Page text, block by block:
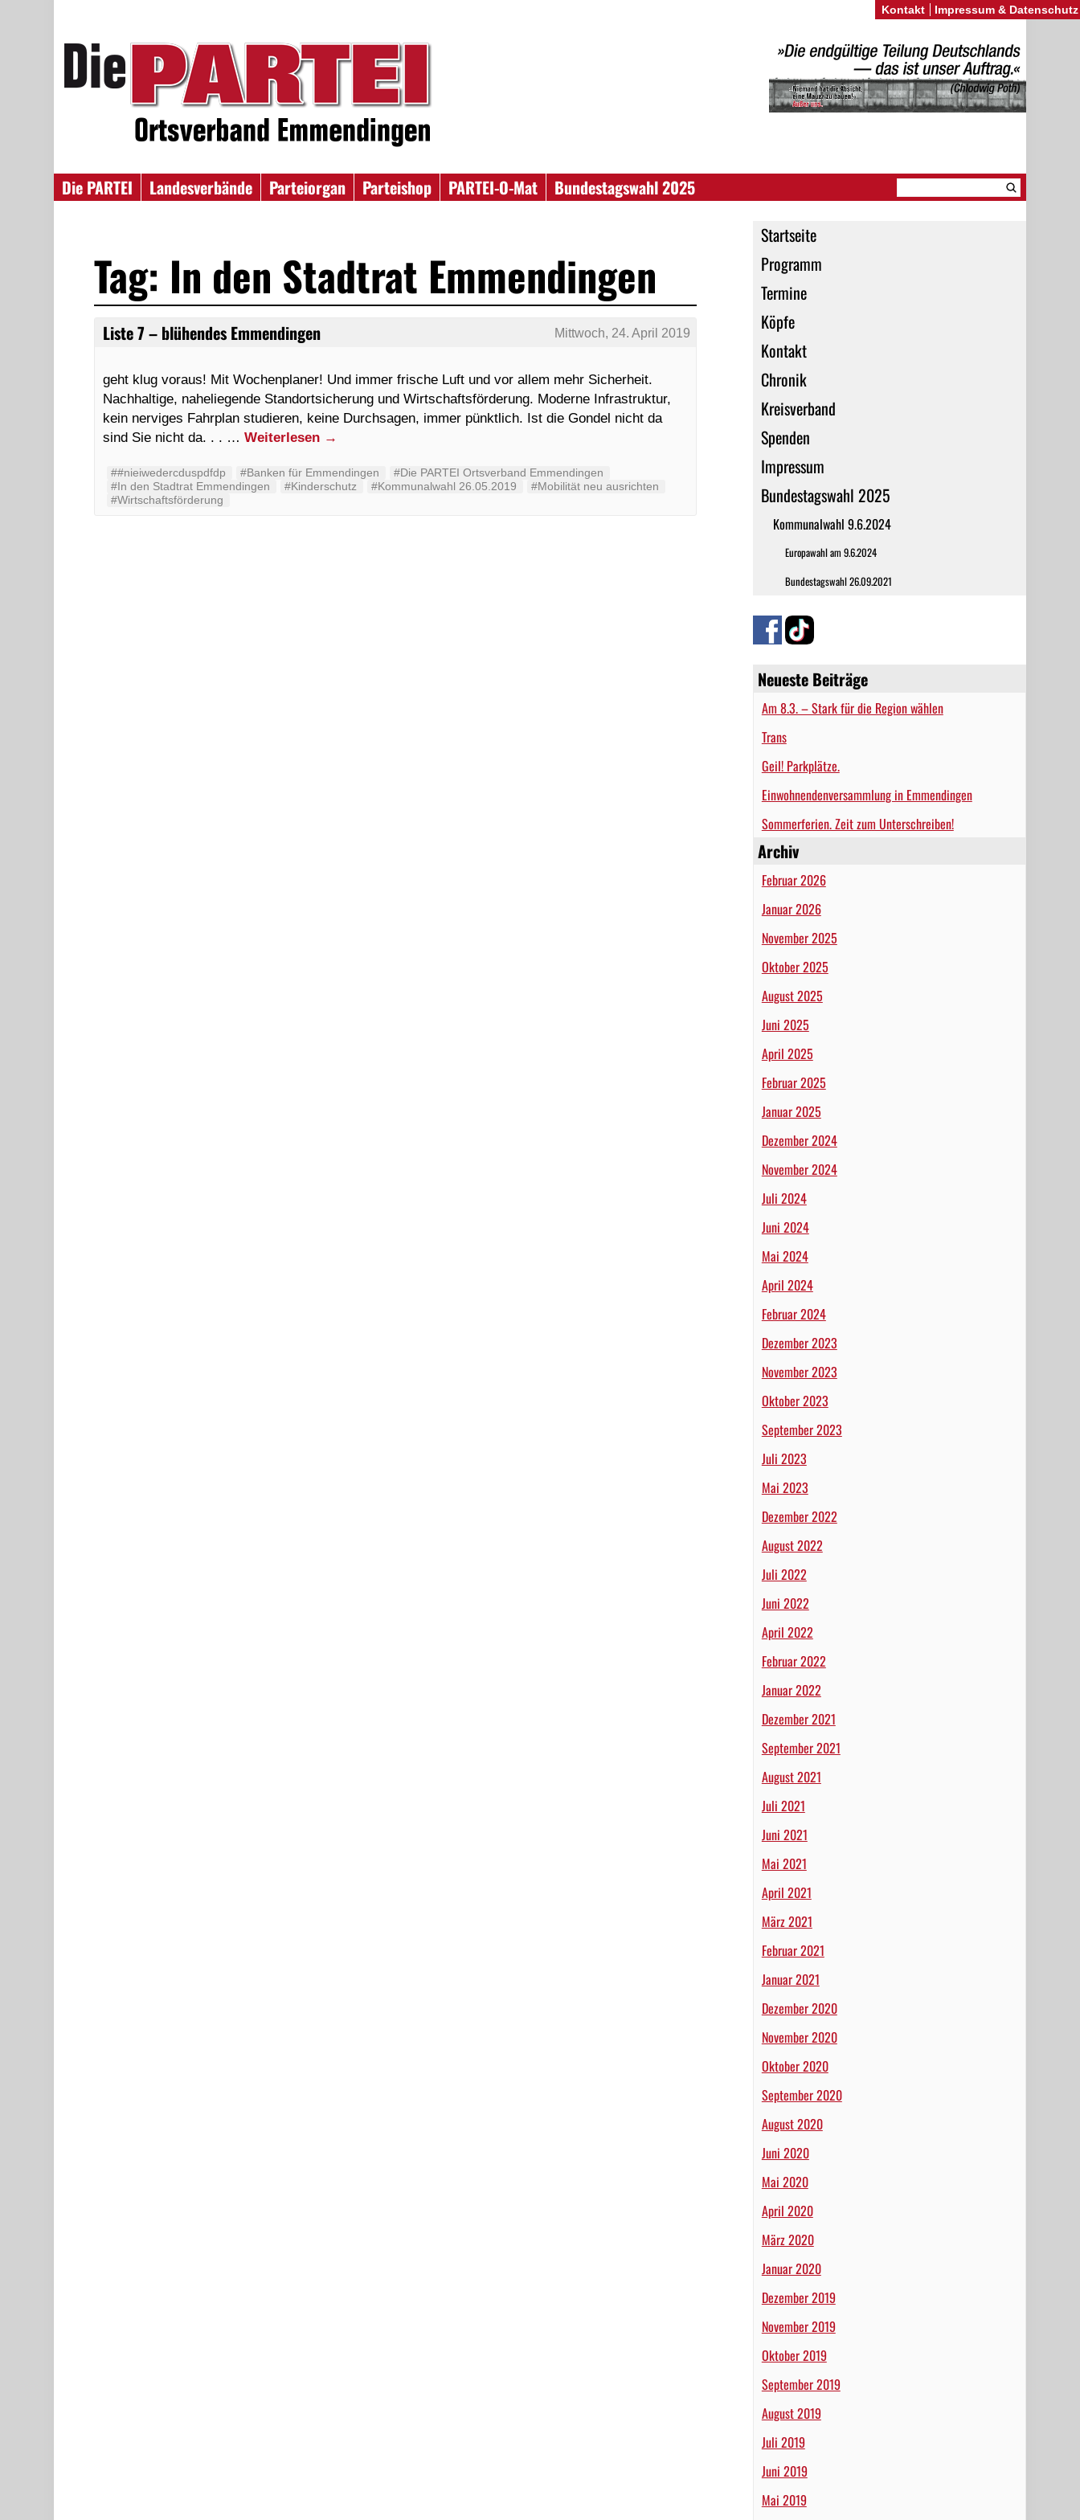
Die PARTEI Landesverbände Parteiorgan Parteishop PARTEI-O-Mat
Bundestagswahl 2025
Startseite
Programm
Termine
Köpfe
Kontakt
Chronik
Kreisverband
Spenden
Impressum
Bundestagswahl 2025
Kommunalwahl 9.6.2024
Europawahl am 9.6.2024
Bundestagswahl 26.09.2021
Neueste Beiträge
Am 8.3. – Stark für die Region wählen
Trans
Geil! Parkplätze.
Einwohnendenversammlung in Emmendingen
Sommerferien. Zeit zum Unterschreiben!
Archiv
Februar 2026
Januar 2026
November 2025
Oktober 2025
August 2025
Juni 2025
April 2025
Februar 2025
Januar 2025
Dezember 2024
November 2024
Juli 2024
Juni 2024
Mai 2024
April 2024
Februar 2024
Dezember 2023
November 2023
Oktober 2023
September 2023
Juli 2023
Mai 2023
Dezember 2022
August 2022
Juli 2022
Juni 2022
April 2022
Februar 2022
Januar 2022
Dezember 2021
September 2021
August 2021
Juli 2021
Juni 2021
Mai 2021
April 2021
März 2021
Februar 2021
Januar 2021
Dezember 2020
November 2020
Oktober 2020
September 2020
August 2020
Juni 2020
Mai 2020
April 2020
März 2020
Januar 2020
Dezember 2019
November 2019
Oktober 2019
September 2019
August 2019
Juli 2019
Juni 2019
Mai 2019
Tag: In den Stadtrat Emmendingen
Liste 7 – blühendes Emmendingen Mittwoch, 24. April 2019
geht klug voraus! Mit Wochenplaner! Und immer frische Luft und vor allem mehr Sicherheit.
Nachhaltige, naheliegende Standortsicherung und Wirtschaftsförderung. Moderne Infrastruktur,
kein nerviges Fahrplan studieren, keine Durchsagen, immer pünktlich. Ist die Gondel nicht da
sind Sie nicht da. . . …Weiterlesen →
##nieiwedercduspdfdp #Banken für Emmendingen
#Die PARTEI Ortsverband Emmendingen
#In den Stadtrat Emmendingen
#Kinderschutz #Kommunalwahl 26.05.2019
#Mobilität neu ausrichten
#Wirtschaftsförderung
Kontakt Impressum & Datenschutz